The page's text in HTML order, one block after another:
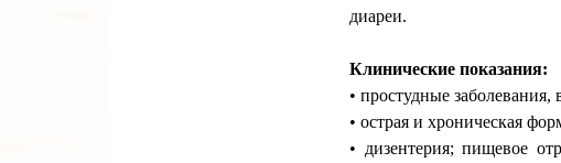
диареи.
Клинические показания:
• простудные
• острая и хроническая
• дизентерия; пищевое